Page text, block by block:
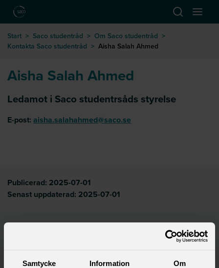
Samtycke Information Om
Hoppa till huvudinnehåll Öppna
Start > Saco studentråd > Om Saco studentråd >
Kontakta Saco studentråd > Aisha Salah Ahmed
Aisha Salah Ahmed
Ledamot i Saco studentrsåds styrelse
E-post: aisha.salahahmed@saco.se
Publicerad: 2025-07-01
Senast uppdaterad: 2025-07-01
Saco samlar 21 svenska
akademikerförbund